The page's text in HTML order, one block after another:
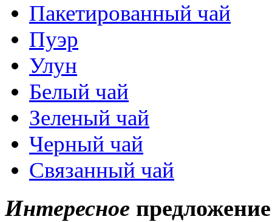
Пакетированный чай
Пуэр
Улун
Белый чай
Зеленый чай
Черный чай
Связанный чай
Интересное предложение